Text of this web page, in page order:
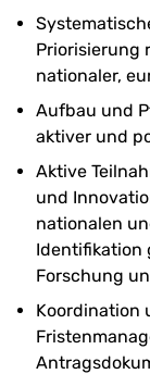
Priorisierung
nationaler,
Aufbau und
aktiver und
Aktive
und
nationalen
Identifikation
Forschung
Koordination